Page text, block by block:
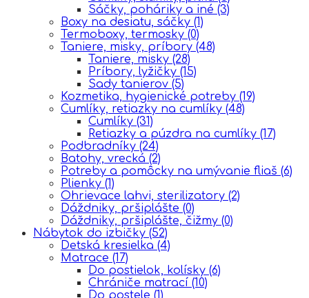
Sáčky, poháriky a iné (3)
Boxy na desiatu, sáčky (1)
Termoboxy, termosky (0)
Taniere, misky, príbory (48)
Taniere, misky (28)
Príbory, lyžičky (15)
Sady tanierov (5)
Kozmetika, hygienické potreby (19)
Cumlíky, retiazky na cumlíky (48)
Cumlíky (31)
Retiazky a púzdra na cumlíky (17)
Podbradníky (24)
Batohy, vrecká (2)
Potreby a pomôcky na umývanie fliaš (6)
Plienky (1)
Ohrievace lahvi, sterilizatory (2)
Dáždniky, pršiplášte (0)
Dáždniky, pršiplášte, čižmy (0)
Nábytok do izbičky (52)
Detská kresielka (4)
Matrace (17)
Do postielok, kolísky (6)
Chrániče matrací (10)
Do postele (1)